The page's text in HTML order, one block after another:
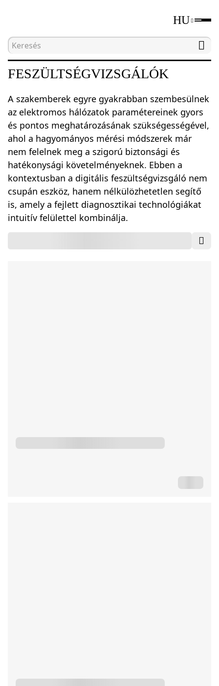
HU
Kezdőlap Elektromos mérőeszközök
FESZÜLTSÉGVIZSGÁLÓK
A szakemberek egyre gyakrabban szembesülnek
az elektromos hálózatok paramétereinek gyors
és pontos meghatározásának szükségességével,
ahol a hagyományos mérési módszerek már
nem felelnek meg a szigorú biztonsági és
hatékonysági követelményeknek. Ebben a
kontextusban a digitális feszültségvizsgáló nem
csupán eszköz, hanem nélkülözhetetlen segítő
is, amely a fejlett diagnosztikai technológiákat
intuitív felülettel kombinálja.